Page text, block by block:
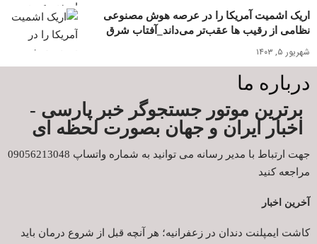
اریک اشمیت آمریکا را در عرصه هوش مصنوعی
نظامی از رقیب ها عقب‌تر می‌داند_آفتاب شرق
شهریور ۵, ۱۴۰۳
درباره ما
برترین موتور جستجوگر خبر پارسی -
اخبار ایران و جهان بصورت لحظه ای
جهت ارتباط با مدیر رسانه می توانید به شماره واتساپ 09056213048
مراجعه کنید
آخرین اخبار
کاشت ایمپلنت دندان در زعفرانیه؛ هر آنچه قبل از شروع درمان باید